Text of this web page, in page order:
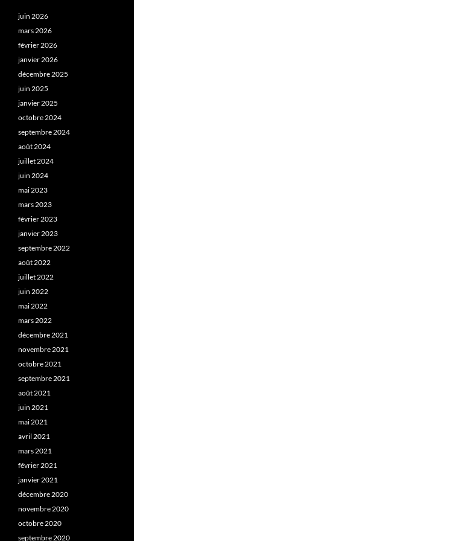
juin 2026
mars 2026
février 2026
janvier 2026
décembre 2025
juin 2025
janvier 2025
octobre 2024
septembre 2024
août 2024
juillet 2024
juin 2024
mai 2023
mars 2023
février 2023
janvier 2023
septembre 2022
août 2022
juillet 2022
juin 2022
mai 2022
mars 2022
décembre 2021
novembre 2021
octobre 2021
septembre 2021
août 2021
juin 2021
mai 2021
avril 2021
mars 2021
février 2021
janvier 2021
décembre 2020
novembre 2020
octobre 2020
septembre 2020